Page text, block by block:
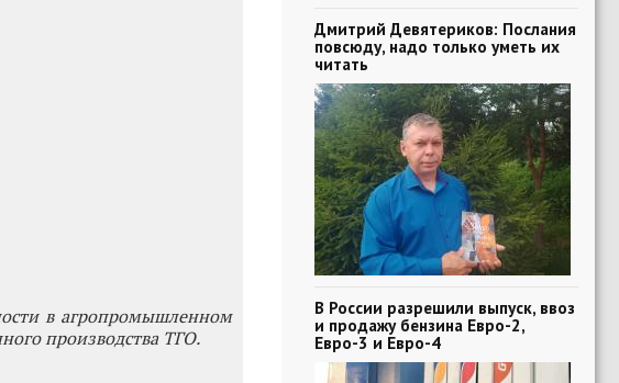
в агропромышленном
производства ТГО.
Дмитрий Девятериков: Послания
повсюду, надо только уметь их
читать
В России разрешили выпуск, ввоз
и продажу бензина Евро-2,
Евро-3 и Евро-4